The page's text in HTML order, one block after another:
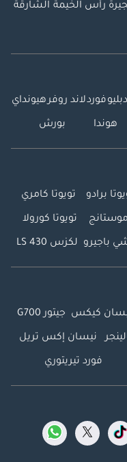
رأس الخيمة الشارقة
فوردلاند روفرهيونداي
هوندا بورش
برادو تويوتا كامري
تويوتا كورولا
باجيرو لكزس LS 430
كيكس جيتور G700
نيسان إكس تريل
فورد تيريتوري